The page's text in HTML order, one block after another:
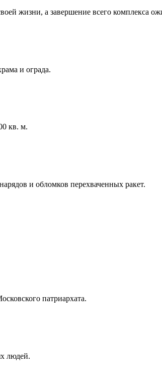
жизни, а завершение всего комплекса
и ограда.
кв. м.
и обломков перехваченных ракет.
патриархата.
людей.